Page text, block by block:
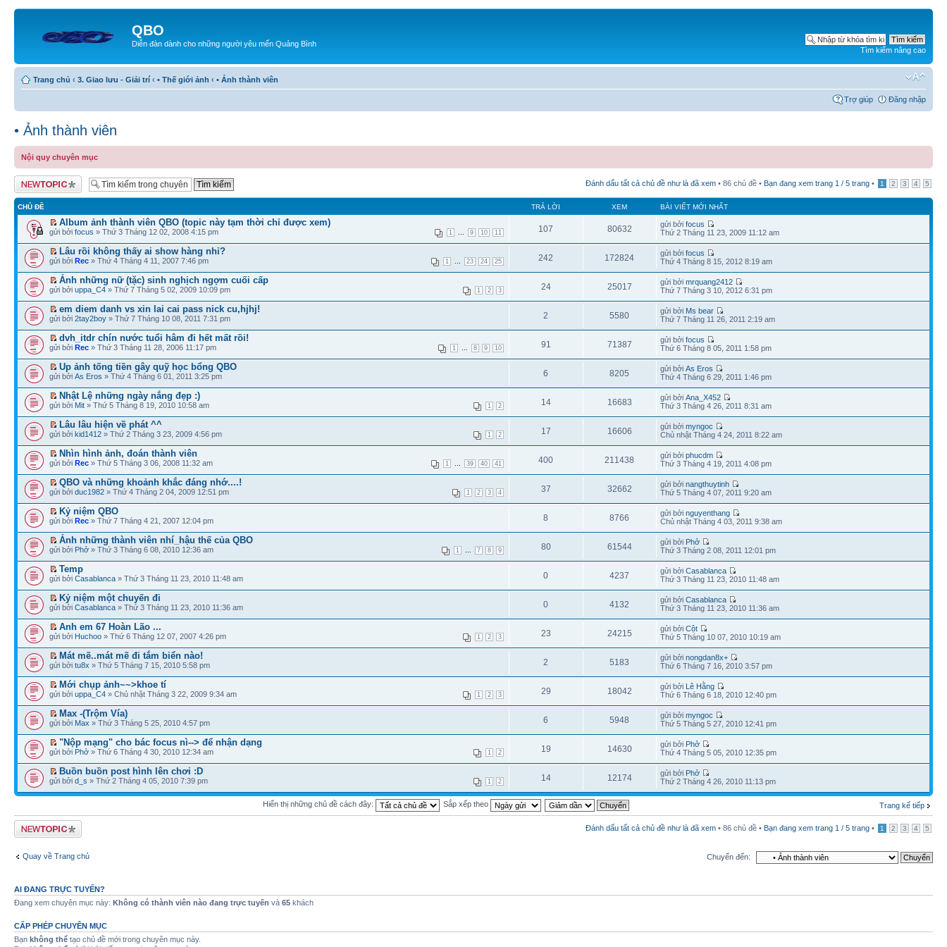
QBO
Diễn đàn dành cho những người yêu mến Quảng Bình
Tìm kiếm nâng cao
Trang chủ ‹ 3. Giao lưu - Giải trí ‹ • Thế giới ảnh ‹ • Ảnh thành viên
Trợ giúp Đăng nhập
• Ảnh thành viên
Nội quy chuyên mục
Tạo chủ đề mới Đánh dấu tất cả chủ đề như là đã xem • 86 chủ đề • Bạn đang xem trang 1 / 5 trang • 1 2 3 4 5
CHỦ ĐỀ TRẢ LỜI XEM BÀI VIẾT MỚI NHẤT
Album ảnh thành viên QBO (topic này tạm thời chỉ được xem)
1 9 10 11
gửi bởi focus » Thứ 3 Tháng 12 02, 2008 4:15 pm 107 80632 gửi bởifocus
Thứ 2 Tháng 11 23, 2009 11:12 am
Lâu rồi không thấy ai show hàng nhỉ?
1 23 24 25
gửi bởi Rec » Thứ 4 Tháng 4 11, 2007 7:46 pm 242 172824 gửi bởifocus
Thứ 4 Tháng 8 15, 2012 8:19 am
Ảnh những nữ (tặc) sinh nghịch ngợm cuối cấp
1 2 3
gửi bởi uppa_C4 » Thứ 7 Tháng 5 02, 2009 10:09 pm 24 25017 gửi bởimrquang2412
Thứ 7 Tháng 3 10, 2012 6:31 pm
em diem danh vs xin lai cai pass nick cu,hjhj!
gửi bởi 2tay2boy » Thứ 7 Tháng 10 08, 2011 7:31 pm 2 5580 gửi bởi Ms bear
Thứ 7 Tháng 11 26, 2011 2:19 am
dvh_itdr chín nước tuổi hâm đi hết mất rồi!
1 8 9 10
gửi bởi Rec » Thứ 3 Tháng 11 28, 2006 11:17 pm 91 71387 gửi bởifocus
Thứ 6 Tháng 8 05, 2011 1:58 pm
Up ảnh tống tiền gây quỹ học bổng QBO
gửi bởi As Eros » Thứ 4 Tháng 6 01, 2011 3:25 pm 6 8205 gửi bởiAs Eros
Thứ 4 Tháng 6 29, 2011 1:46 pm
Nhật Lệ những ngày nắng đẹp :)
1 2
gửi bởi Mit » Thứ 5 Tháng 8 19, 2010 10:58 am 14 16683 gửi bởiAna_X452
Thứ 3 Tháng 4 26, 2011 8:31 am
Lâu lâu hiện về phát ^^
1 2
gửi bởi kid1412 » Thứ 2 Tháng 3 23, 2009 4:56 pm 17 16606 gửi bởimyngoc
Chủ nhật Tháng 4 24, 2011 8:22 am
Nhìn hình ảnh, đoán thành viên
1 39 40 41
gửi bởi Rec » Thứ 5 Tháng 3 06, 2008 11:32 am 400 211438 gửi bởiphucdm
Thứ 3 Tháng 4 19, 2011 4:08 pm
QBO và những khoảnh khắc đáng nhớ....!
1 2 3 4
gửi bởi duc1982 » Thứ 4 Tháng 2 04, 2009 12:51 pm 37 32662 gửi bởinangthuytinh
Thứ 5 Tháng 4 07, 2011 9:20 am
Kỷ niệm QBO
gửi bởi Rec » Thứ 7 Tháng 4 21, 2007 12:04 pm 8 8766 gửi bởinguyenthang
Chủ nhật Tháng 4 03, 2011 9:38 am
Ảnh những thành viên nhí_hậu thế của QBO
1 7 8 9
gửi bởi Phở » Thứ 3 Tháng 6 08, 2010 12:36 am 80 61544 gửi bởi Phở
Thứ 3 Tháng 2 08, 2011 12:01 pm
Temp
gửi bởi Casablanca » Thứ 3 Tháng 11 23, 2010 11:48 am 0 4237 gửi bởiCasablanca
Thứ 3 Tháng 11 23, 2010 11:48 am
Kỷ niệm một chuyến đi
gửi bởi Casablanca » Thứ 3 Tháng 11 23, 2010 11:36 am 0 4132 gửi bởiCasablanca
Thứ 3 Tháng 11 23, 2010 11:36 am
Anh em 67 Hoàn Lão ...
1 2 3
gửi bởi Huchoo » Thứ 6 Tháng 12 07, 2007 4:26 pm 23 24215 gửi bởiCột
Thứ 5 Tháng 10 07, 2010 10:19 am
Mát mẽ..mát mẽ đi tắm biển nào!
gửi bởi tu8x » Thứ 5 Tháng 7 15, 2010 5:58 pm 2 5183 gửi bởinongdan8x+
Thứ 6 Tháng 7 16, 2010 3:57 pm
Mới chụp ảnh~~>khoe tí
1 2 3
gửi bởi uppa_C4 » Chủ nhật Tháng 3 22, 2009 9:34 am 29 18042 gửi bởi Lê Hằng
Thứ 6 Tháng 6 18, 2010 12:40 pm
Max -(Trộm Vía)
gửi bởi Max » Thứ 3 Tháng 5 25, 2010 4:57 pm 6 5948 gửi bởimyngoc
Thứ 5 Tháng 5 27, 2010 12:41 pm
"Nộp mạng" cho bác focus nì--> để nhận dạng
1 2
gửi bởi Phở » Thứ 6 Tháng 4 30, 2010 12:34 am 19 14630 gửi bởi Phở
Thứ 4 Tháng 5 05, 2010 12:35 pm
Buồn buồn post hình lên chơi :D
1 2
gửi bởi d_s » Thứ 2 Tháng 4 05, 2010 7:39 pm 14 12174 gửi bởi Phở
Thứ 2 Tháng 4 26, 2010 11:13 pm
Trang kế tiếp
Hiển thị những chủ đề cách đây: Sắp xếp theo
Tạo chủ đề mới Đánh dấu tất cả chủ đề như là đã xem • 86 chủ đề • Bạn đang xem trang 1 / 5 trang • 1 2 3 4 5
Quay về Trang chủ Chuyển đến:
AI ĐANG TRỰC TUYẾN?
Đang xem chuyên mục này: Không có thành viên nào đang trực tuyến và 65 khách
CẤP PHÉP CHUYÊN MỤC
Bạn không thể tạo chủ đề mới trong chuyên mục này.